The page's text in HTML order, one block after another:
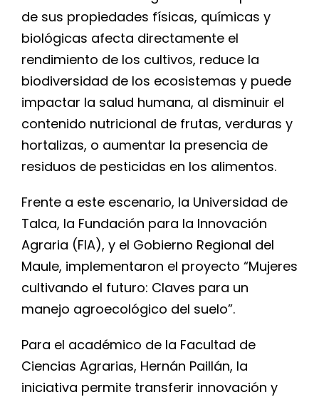
de sus propiedades físicas, químicas y
biológicas afecta directamente el
rendimiento de los cultivos, reduce la
biodiversidad de los ecosistemas y puede
impactar la salud humana, al disminuir el
contenido nutricional de frutas, verduras y
hortalizas, o aumentar la presencia de
residuos de pesticidas en los alimentos.
Frente a este escenario, la Universidad de
Talca, la Fundación para la Innovación
Agraria (FIA), y el Gobierno Regional del
Maule, implementaron el proyecto “Mujeres
cultivando el futuro: Claves para un
manejo agroecológico del suelo”.
Para el académico de la Facultad de
Ciencias Agrarias, Hernán Paillán, la
iniciativa permite transferir innovación y